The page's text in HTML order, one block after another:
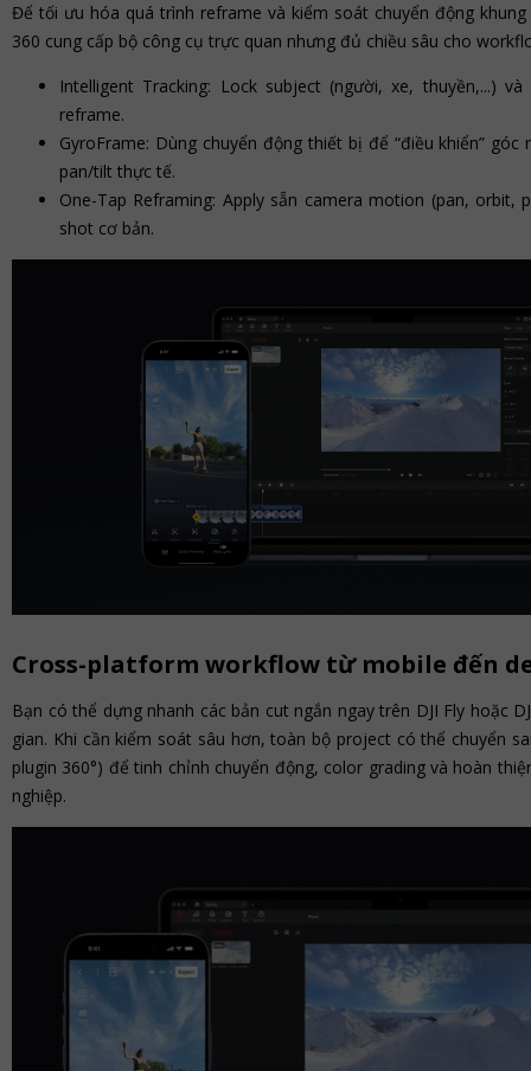
Để tối ưu hóa quá trình reframe và kiểm soát chuyển động
360 cung cấp bộ công cụ trực quan nhưng đủ chiều sâu cho
Intelligent Tracking: Lock subject (người, xe, thuyền,...)
reframe.
GyroFrame: Dùng chuyển động thiết bị để “điều khiển”
pan/tilt thực tế.
One-Tap Reframing: Apply sẵn camera motion (pan, orbit,
shot cơ bản.
Cross-platform workflow từ mobile đến
Bạn có thể dựng nhanh các bản cut ngắn ngay trên DJI Fly hoặc
gian. Khi cần kiểm soát sâu hơn, toàn bộ project có thể chuyển
plugin 360°) để tinh chỉnh chuyển động, color grading và hoàn
nghiệp.